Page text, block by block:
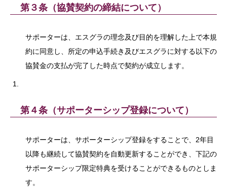
第３条（協賛契約の締結について）
サポーターは、エスグラの理念及び目的を理解した上で本規
約に同意し、所定の申込手続き及びエスグラに対する以下の
協賛金の支払が完了した時点で契約が成立します。
第４条（サポーターシップ登録について）
サポーターは、サポーターシップ登録をすることで、2年目
以降も継続して協賛契約を自動更新することができ、下記の
サポーターシップ限定特典を受けることができるものとしま
す。